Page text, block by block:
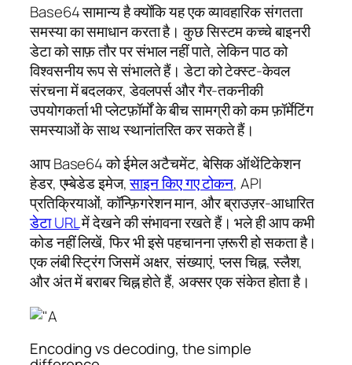
Base64 सामान्य है क्योंकि यह एक व्यावहारिक संगतता
समस्या का समाधान करता है। कुछ सिस्टम कच्चे बाइनरी
डेटा को साफ़ तौर पर संभाल नहीं पाते, लेकिन पाठ को
विश्वसनीय रूप से संभालते हैं। डेटा को टेक्स्ट-केवल
संरचना में बदलकर, डेवलपर्स और गैर-तकनीकी
उपयोगकर्ता भी प्लेटफ़ॉर्मों के बीच सामग्री को कम फ़ॉर्मेटिंग
समस्याओं के साथ स्थानांतरित कर सकते हैं।
आप Base64 को ईमेल अटैचमेंट, बेसिक ऑथेंटिकेशन
हेडर, एम्बेडेड इमेज,साइन किए गए टोकन, API
प्रतिक्रियाओं, कॉन्फ़िगरेशन मान, और ब्राउज़र-आधारित
डेटा URLमें देखने की संभावना रखते हैं। भले ही आप कभी
कोड नहीं लिखें, फिर भी इसे पहचानना ज़रूरी हो सकता है।
एक लंबी स्ट्रिंग जिसमें अक्षर, संख्याएं, प्लस चिह्न, स्लैश,
और अंत में बराबर चिह्न होते हैं, अक्सर एक संकेत होता है।
Encoding vs decoding, the simple